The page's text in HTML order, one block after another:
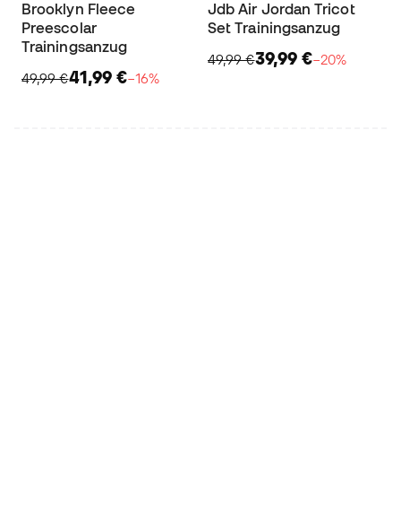
Brooklyn Fleece
Preescolar
Trainingsanzug
49,99 €41,99 €−16%
Jdb Air Jordan Tricot
Set Trainingsanzug
49,99 €39,99 €−20%